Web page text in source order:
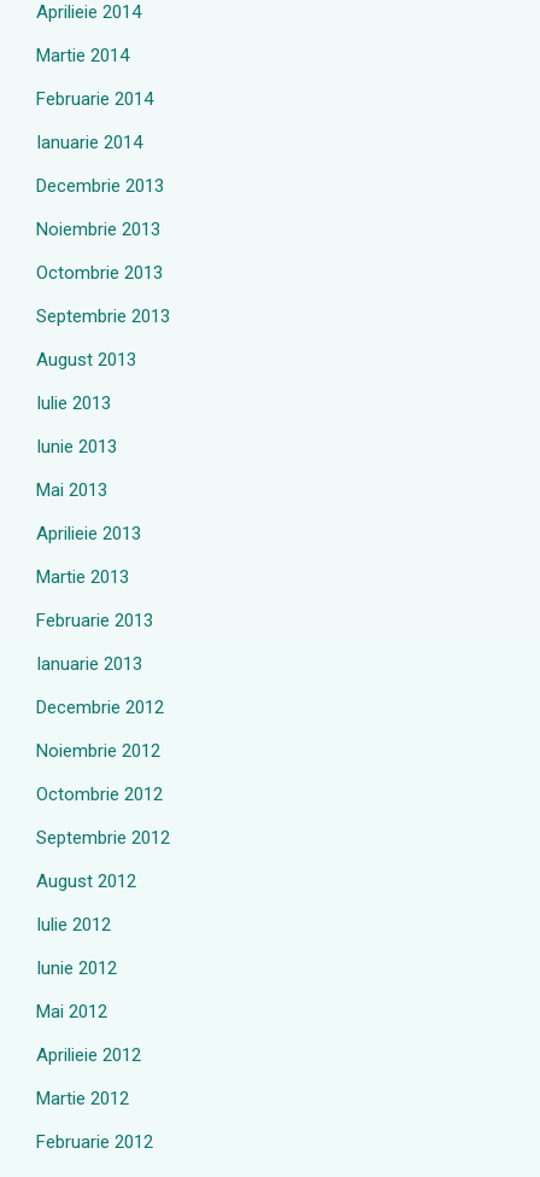
Aprilieie 2014
Martie 2014
Februarie 2014
Ianuarie 2014
Decembrie 2013
Noiembrie 2013
Octombrie 2013
Septembrie 2013
August 2013
Iulie 2013
Iunie 2013
Mai 2013
Aprilieie 2013
Martie 2013
Februarie 2013
Ianuarie 2013
Decembrie 2012
Noiembrie 2012
Octombrie 2012
Septembrie 2012
August 2012
Iulie 2012
Iunie 2012
Mai 2012
Aprilieie 2012
Martie 2012
Februarie 2012